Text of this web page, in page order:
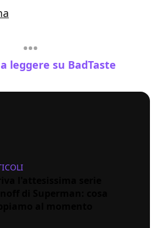
leggere su BadTaste
l'attesissima serie
di Superman: cosa